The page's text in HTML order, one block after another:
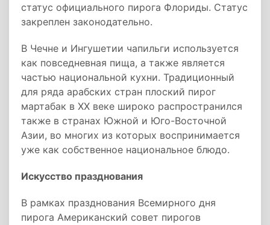
статус официального пирога Флориды. Статус
закреплен законодательно.
В Чечне и Ингушетии чапильги используется
как повседневная пища, а также является
частью национальной кухни. Традиционный
для ряда арабских стран плоский пирог
мартабак в XX веке широко распространился
также в странах Южной и Юго-Восточной
Азии, во многих из которых воспринимается
уже как собственное национальное блюдо.
Искусство празднования
В рамках празднования Всемирного дня
пирога Американский совет пирогов